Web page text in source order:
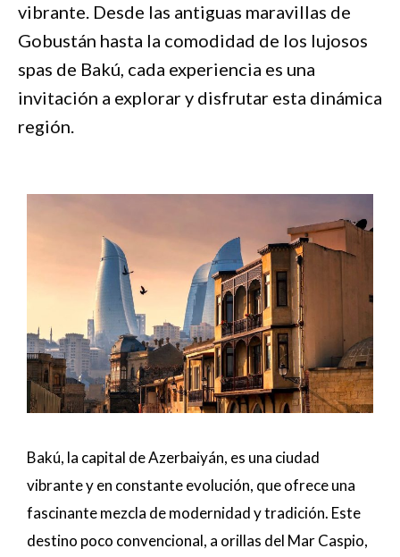
vibrante. Desde las antiguas maravillas de
Gobustán hasta la comodidad de los lujosos
spas de Bakú, cada experiencia es una
invitación a explorar y disfrutar esta dinámica
región.
Bakú, la capital de Azerbaiyán, es una ciudad
vibrante y en constante evolución, que ofrece una
fascinante mezcla de modernidad y tradición. Este
destino poco convencional, a orillas del Mar Caspio,